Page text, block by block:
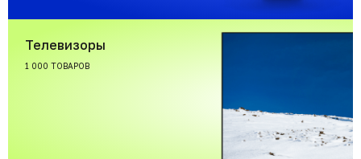
Телевизоры
1 000 ТОВАРОВ